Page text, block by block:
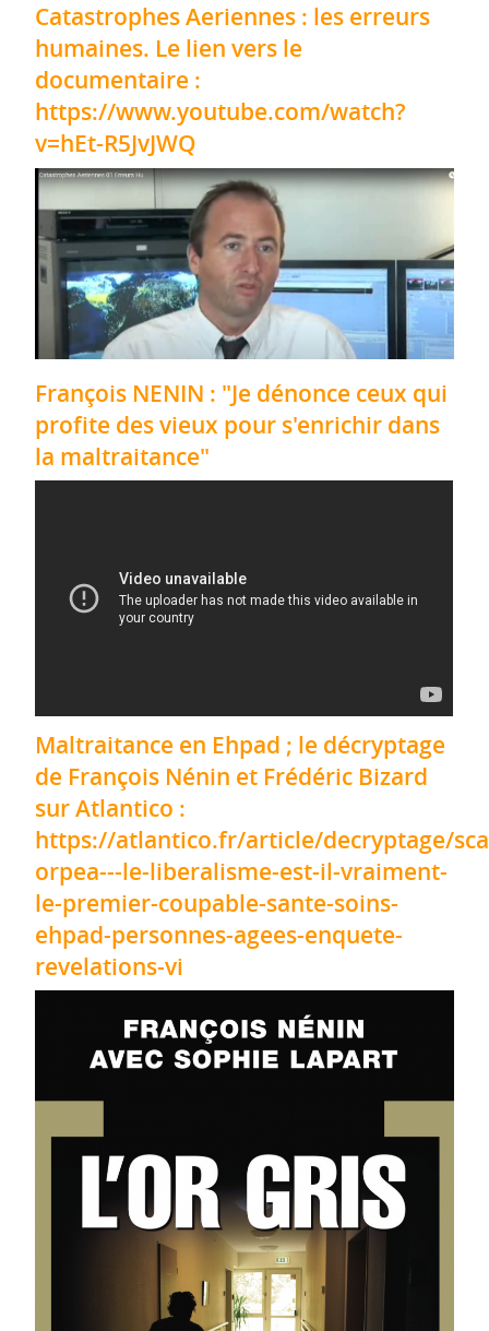
Catastrophes Aeriennes : les erreurs
humaines. Le lien vers le
documentaire :
https://www.youtube.com/watch?
v=hEt-R5JvJWQ
François NENIN : "Je dénonce ceux qui
profite des vieux pour s'enrichir dans
la maltraitance"
Maltraitance en Ehpad ; le décryptage
de François Nénin et Frédéric Bizard
sur Atlantico :
https://atlantico.fr/article/decryptage/
orpea---le-liberalisme-est-il-vraiment-
le-premier-coupable-sante-soins-
ehpad-personnes-agees-enquete-
revelations-vi